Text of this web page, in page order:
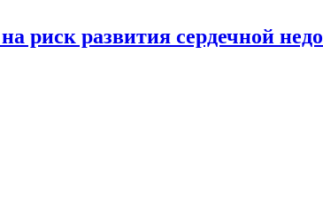
риск развития сердечной